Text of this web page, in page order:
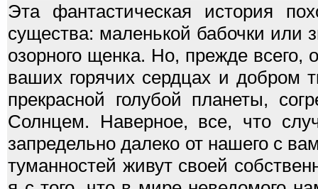
Эта фантастическая история
существа: маленькой бабочки или
озорного щенка. Но, прежде
ваших горячих сердцах и добром
прекрасной голубой планеты,
Солнцем. Наверное, все, что
запредельно далеко от нашего с
туманностей живут своей